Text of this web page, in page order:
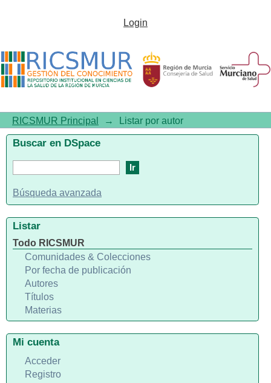
Listar por autor "Wackett, Tony"
Login
RICSMUR Principal → Listar por autor
Buscar en DSpace
Búsqueda avanzada
Listar
Todo RICSMUR
Comunidades & Colecciones
Por fecha de publicación
Autores
Títulos
Materias
Mi cuenta
Acceder
Registro